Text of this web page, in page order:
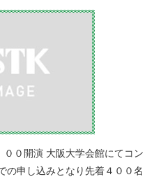
０開演 大阪大学会館にてコン
の申し込みとなり先着４００名